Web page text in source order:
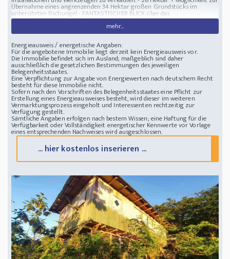
mehr...
Energieausweis / energetische Angaben:
Für die angebotene Immobilie liegt derzeit kein Energieausweis vor.
Die Immobilie befindet sich im Ausland; maßgeblich sind daher
ausschließlich die gesetzlichen Bestimmungen des jeweiligen
Belegenheitsstaates.
Eine Verpflichtung zur Angabe von Energiewerten nach deutschem Recht
besteht für diese Immobilie nicht.
Sofern nach den Vorschriften des Belegenheitsstaates eine Pflicht zur
Erstellung eines Energieausweises besteht, wird dieser im weiteren
Vermarktungsprozess eingeholt und Interessenten rechtzeitig zur
Verfügung gestellt.
Sämtliche Angaben erfolgen nach bestem Wissen; eine Haftung für die
Verfügbarkeit oder Vollständigkeit energetischer Kennwerte vor Vorlage
eines entsprechenden Nachweises wird ausgeschlossen.
... hier kostenlos inserieren ...